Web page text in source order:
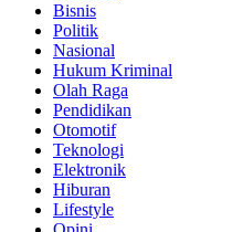
Bisnis
Politik
Nasional
Hukum Kriminal
Olah Raga
Pendidikan
Otomotif
Teknologi
Elektronik
Hiburan
Lifestyle